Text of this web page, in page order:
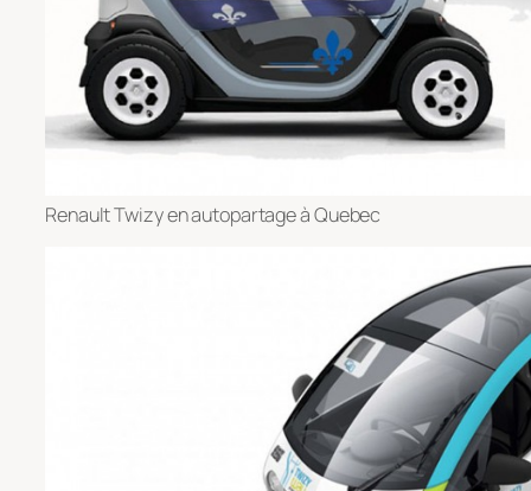
Renault Twizy en autopartage à Quebec